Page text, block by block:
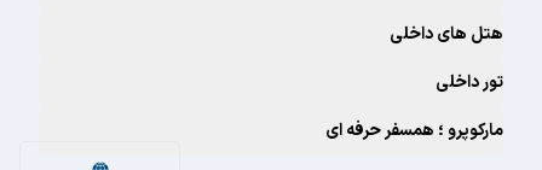
هتل های داخلی
تور داخلی
مارکوپرو ؛ همسفر حرفه ای